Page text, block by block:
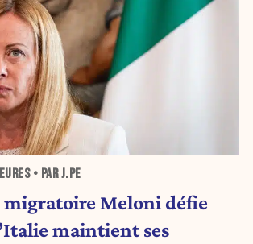
• PAR J.PE
migratoire Meloni défie
maintient ses